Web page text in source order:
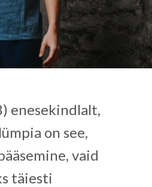
enesekindlalt,
on see,
vaid
täiesti